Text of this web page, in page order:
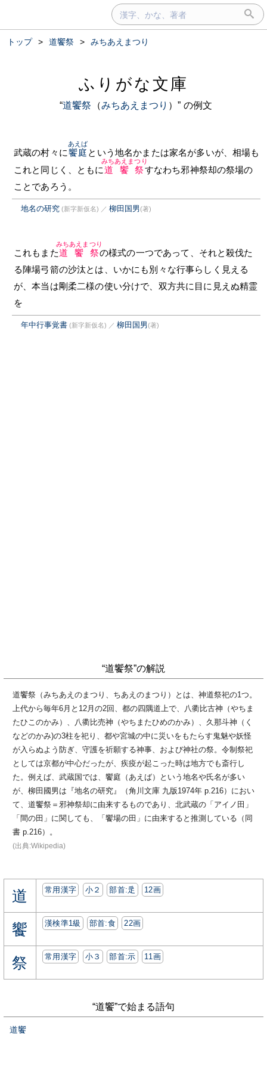
トップ > 道饗祭 > みちあえまつり
ふりがな文庫
“道饗祭 （みちあえまつり ）” の例文
武蔵の村々に饗庭
あえば
という地名かまたは家名が多いが、相場も
これと同じく、ともに道饗祭
みちあえまつり
すなわち邪神祭却の祭場の
ことであろう。
地名の研究 (新字新仮名) ／ 柳田国男(著)
これもまた道饗祭
みちあえまつり
の様式の一つであって、それと殺伐た
る陣場弓箭の沙汰とは、いかにも別々な行事らしく見える
が、本当は剛柔二様の使い分けで、双方共に目に見えぬ精霊
を
年中行事覚書 (新字新仮名) ／ 柳田国男(著)
“道饗祭”の解説
道饗祭（みちあえのまつり、ちあえのまつり）とは、神道祭祀の1つ。
上代から毎年6月と12月の2回、都の四隅道上で、八衢比古神（やちま
たひこのかみ）、八衢比売神（やちまたひめのかみ）、久那斗神（く
などのかみ)の3柱を祀り、都や宮城の中に災いをもたらす鬼魅や妖怪
が入らぬよう防ぎ、守護を祈願する神事、および神社の祭。令制祭祀
としては京都が中心だったが、疾疫が起こった時は地方でも斎行し
た。例えば、武蔵国では、饗庭（あえば）という地名や氏名が多い
が、柳田國男は『地名の研究』（角川文庫 九版1974年 p.216）におい
て、道饗祭＝邪神祭却に由来するものであり、北武蔵の「アイノ田」
「間の田」に関しても、「饗場の田」に由来すると推測している（同
書 p.216）。
(出典:Wikipedia)
道 常用漢字 小２ 部首:⾡ 12画
饗 漢検準1級 部首:⾷ 22画
祭 常用漢字 小３ 部首:⽰ 11画
“道饗”で始まる語句
道饗